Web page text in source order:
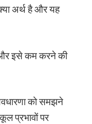
अर्थ है और यह
और इसे कम करने की
को समझने
प्रभावों पर